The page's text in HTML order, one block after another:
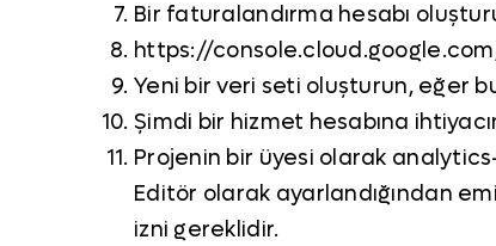
Bir faturalandırma hesabı
https://
Yeni bir veri seti oluşturun, eğer
Şimdi bir hizmet hesabına
Projenin bir üyesi olarak
Editör olarak ayarlandığından
izni gereklidir.